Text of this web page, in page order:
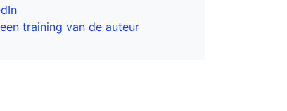
training van de auteur